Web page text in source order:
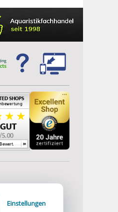
Einstellungen